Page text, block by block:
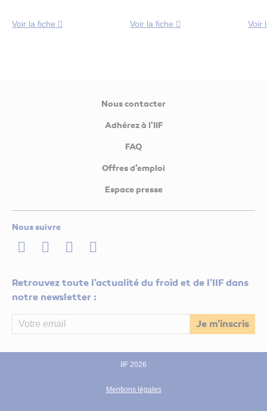
Voir la fiche Voir la fiche Voir
Nous contacter
Adhérez à l'IIF
FAQ
Offres d'emploi
Espace presse
Nous suivre
LinkedInTwitterFacebook
Youtube
Retrouvez toute l'actualité du froid et de l'IIF dans
notre newsletter :
IIF 2026
Mentions légales